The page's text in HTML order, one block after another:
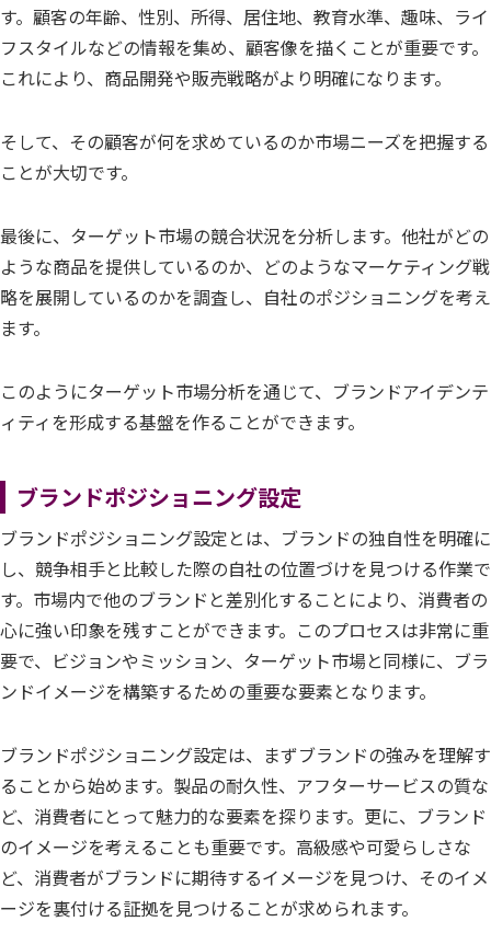
す。顧客の年齢、性別、所得、居住地、教育水準、趣味、ライ
フスタイルなどの情報を集め、顧客像を描くことが重要です。
これにより、商品開発や販売戦略がより明確になります。
そして、その顧客が何を求めているのか市場ニーズを把握する
ことが大切です。
最後に、ターゲット市場の競合状況を分析します。他社がどの
ような商品を提供しているのか、どのようなマーケティング戦
略を展開しているのかを調査し、自社のポジショニングを考え
ます。
このようにターゲット市場分析を通じて、ブランドアイデンテ
ィティを形成する基盤を作ることができます。
ブランドポジショニング設定
ブランドポジショニング設定とは、ブランドの独自性を明確に
し、競争相手と比較した際の自社の位置づけを見つける作業で
す。市場内で他のブランドと差別化することにより、消費者の
心に強い印象を残すことができます。このプロセスは非常に重
要で、ビジョンやミッション、ターゲット市場と同様に、ブラ
ンドイメージを構築するための重要な要素となります。
ブランドポジショニング設定は、まずブランドの強みを理解す
ることから始めます。製品の耐久性、アフターサービスの質な
ど、消費者にとって魅力的な要素を探ります。更に、ブランド
のイメージを考えることも重要です。高級感や可愛らしさな
ど、消費者がブランドに期待するイメージを見つけ、そのイメ
ージを裏付ける証拠を見つけることが求められます。